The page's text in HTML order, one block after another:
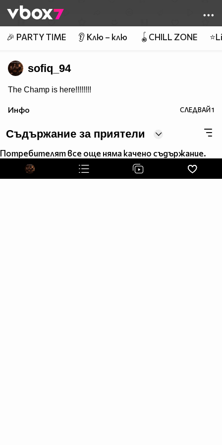
👾
🎉 PARTY TIME 👂 Клю – клю 🪀CHILL ZONE
sofiq_94
The Champ is here!!!!!!!!
Инфо СЛЕДВАЙ1
Съдържание за приятели
Потребителят все още няма качено съдържание.